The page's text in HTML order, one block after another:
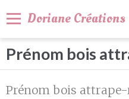
Doriane Créations
Prénom bois
Prénom bois